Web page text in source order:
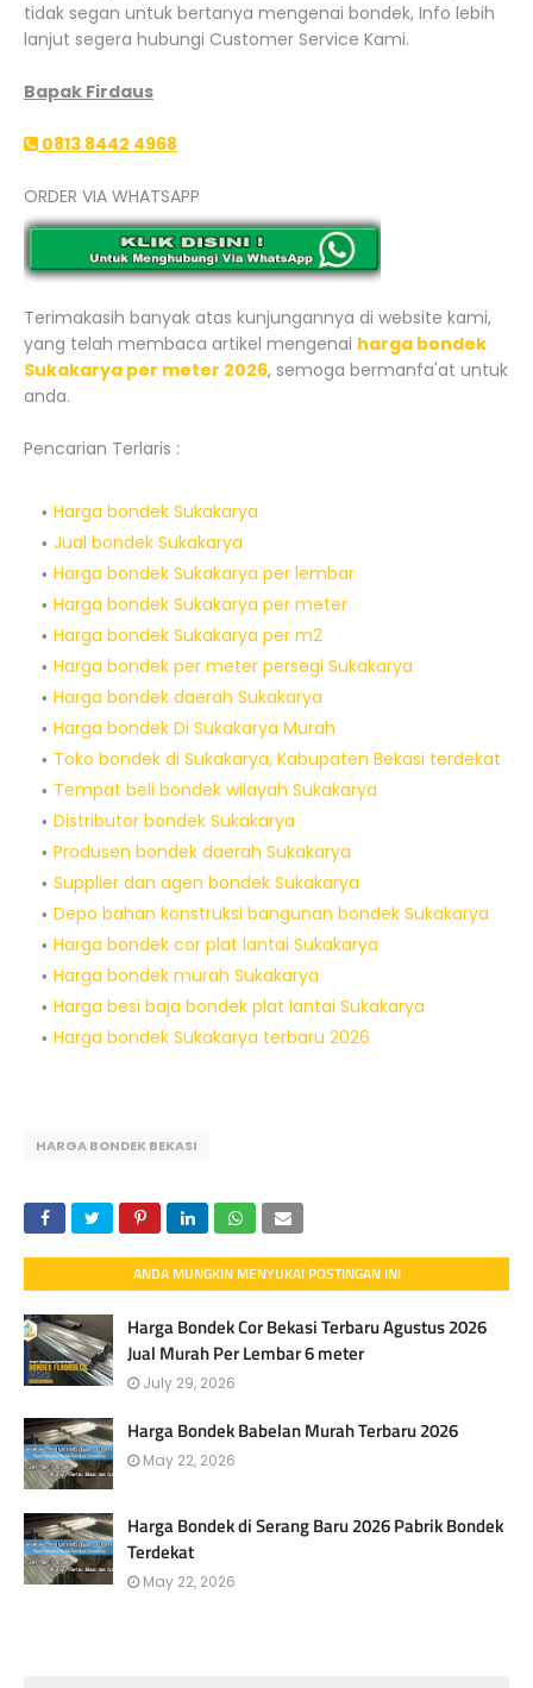
tidak segan untuk bertanya mengenai bondek, Info lebih
lanjut segera hubungi Customer Service Kami.
Bapak Firdaus
0813 8442 4968
ORDER VIA WHATSAPP
Terimakasih banyak atas kunjungannya di website kami,
yang telah membaca artikel mengenai harga bondek
Sukakarya per meter 2026, semoga bermanfa'at untuk
anda.
Pencarian Terlaris :
Harga bondek Sukakarya
Jual bondek Sukakarya
Harga bondek Sukakarya per lembar
Harga bondek Sukakarya per meter
Harga bondek Sukakarya per m2
Harga bondek per meter persegi Sukakarya
Harga bondek daerah Sukakarya
Harga bondek Di Sukakarya Murah
Toko bondek di Sukakarya, Kabupaten Bekasi terdekat
Tempat beli bondek wilayah Sukakarya
Distributor bondek Sukakarya
Produsen bondek daerah Sukakarya
Supplier dan agen bondek Sukakarya
Depo bahan konstruksi bangunan bondek Sukakarya
Harga bondek cor plat lantai Sukakarya
Harga bondek murah Sukakarya
Harga besi baja bondek plat lantai Sukakarya
Harga bondek Sukakarya terbaru 2026
HARGA BONDEK BEKASI
ANDA MUNGKIN MENYUKAI POSTINGAN INI
Harga Bondek Cor Bekasi Terbaru Agustus 2026
Jual Murah Per Lembar 6 meter
July 29, 2026
Harga Bondek Babelan Murah Terbaru 2026
May 22, 2026
Harga Bondek di Serang Baru 2026 Pabrik Bondek
Terdekat
May 22, 2026